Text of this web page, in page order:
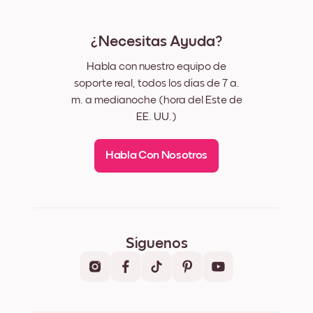
¿Necesitas Ayuda?
Habla con nuestro equipo de
soporte real, todos los días de 7 a.
m. a medianoche (hora del Este de
EE. UU.)
Habla Con Nosotros
Síguenos